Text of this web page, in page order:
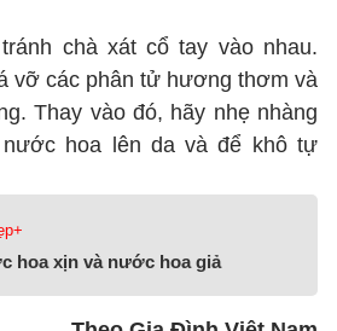
chà xát cổ tay vào nhau.
vỡ các phân tử hương thơm và
Thay vào đó, hãy nhẹ nhàng
hoa lên da và để khô tự
hoa xịn và nước hoa giả